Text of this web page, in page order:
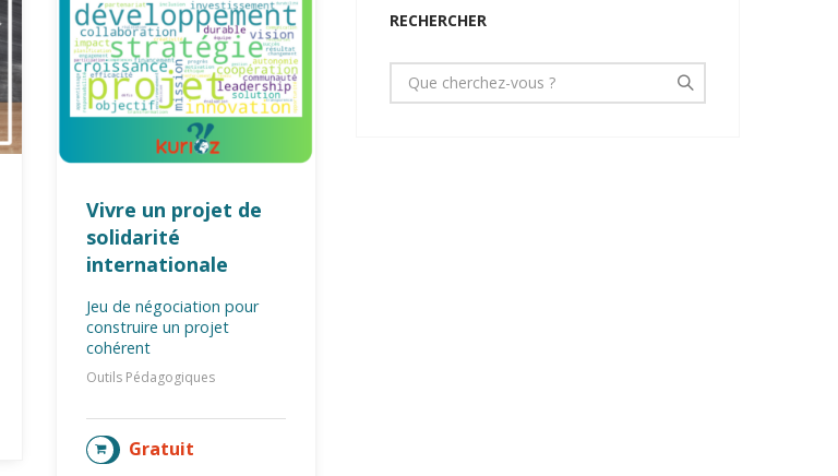
Vivre un projet de
solidarité
internationale
Jeu de négociation pour
construire un projet
cohérent
Outils Pédagogiques
Gratuit
AJOUTER AU PANIER
RECHERCHER